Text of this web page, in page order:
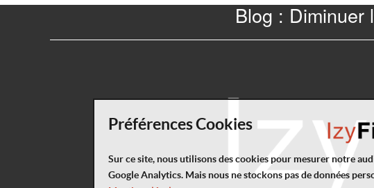
Blog : Diminuer
Préférences Cookies
Sur ce site, nous utilisons des cookies pour mesurer notre
Google Analytics. Mais nous ne stockons pas de données